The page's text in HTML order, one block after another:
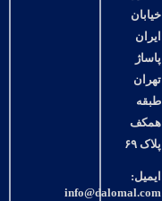
خیابان
ایران
پاساژ
تهران
طبقه
همکف
پلاک ۶۹
ایمیل:
info@dalomal.com